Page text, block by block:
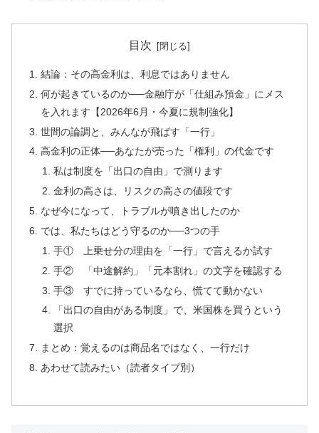
目次
結論：その高金利は、利息ではありません
何が起きているのか──金融庁が「仕組み預金」にメス
を入れます【2026年6月・今夏に規制強化】
世間の論調と、みんなが飛ばす「一行」
高金利の正体──あなたが売った「権利」の代金です
私は制度を「出口の自由」で測ります
金利の高さは、リスクの高さの値段です
なぜ今になって、トラブルが噴き出したのか
では、私たちはどう守るのか──3つの手
手① 上乗せ分の理由を「一行」で言えるか試す
手② 「中途解約」「元本割れ」の文字を確認する
手③ すでに持っているなら、慌てて動かない
「出口の自由がある制度」で、米国株を買うという
選択
まとめ：覚えるのは商品名ではなく、一行だけ
あわせて読みたい（読者タイプ別）